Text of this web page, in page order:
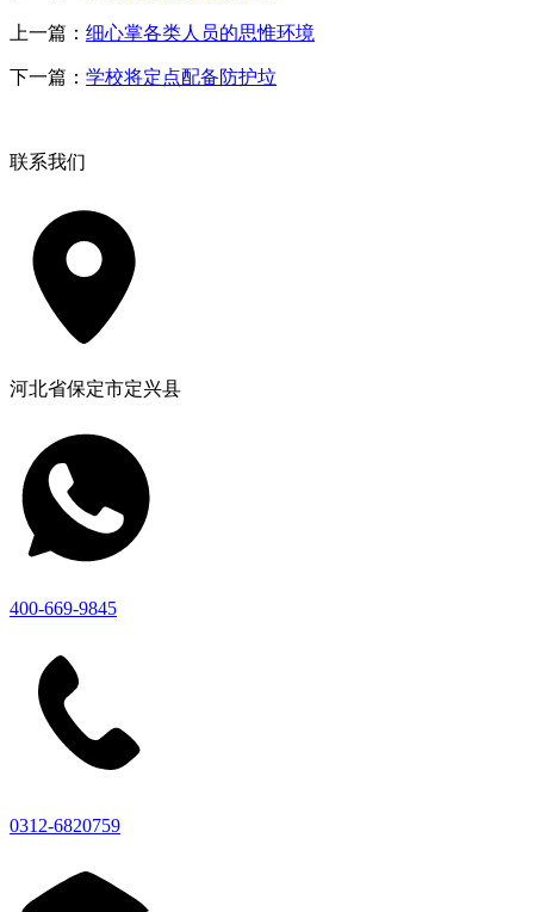
上一篇： 细心掌各类人员的思惟环境
下一篇： 学校将定点配备防护垃
联系我们
河北省保定市定兴县
400-669-9845
0312-6820759